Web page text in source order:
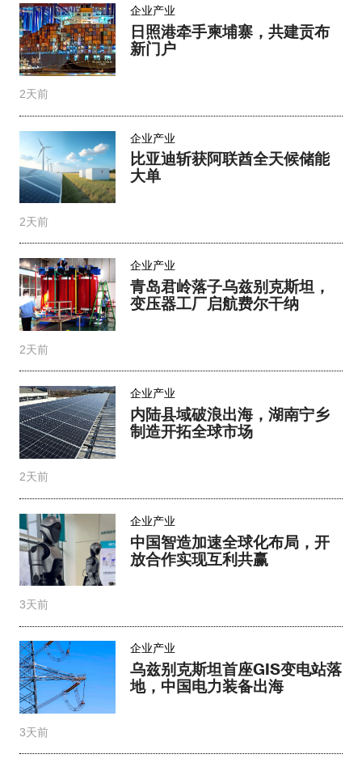
企业产业
日照港牵手柬埔寨，共建贡布
新门户
2天前
企业产业
比亚迪斩获阿联酋全天候储能
大单
2天前
企业产业
青岛君岭落子乌兹别克斯坦，
变压器工厂启航费尔干纳
2天前
企业产业
内陆县域破浪出海，湖南宁乡
制造开拓全球市场
2天前
企业产业
中国智造加速全球化布局，开
放合作实现互利共赢
3天前
企业产业
乌兹别克斯坦首座GIS变电站落
地，中国电力装备出海
3天前